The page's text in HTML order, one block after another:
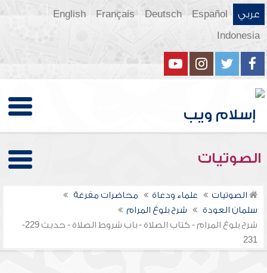
عربي Español
Deutsch
Français
English
Indonesia
الصوتيات
الصوتيات علماء ودعاة
محاضرات مفرغة
سلمان العودة
شرح بلوغ المرام
شرح بلوغ المرام - كتاب الصلاة - باب شروط الصلاة - حديث 229-
231